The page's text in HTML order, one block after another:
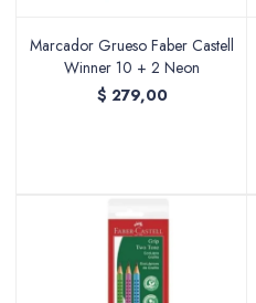
Marcador Grueso Faber Castell
Winner 10 + 2 Neon
$ 279,00